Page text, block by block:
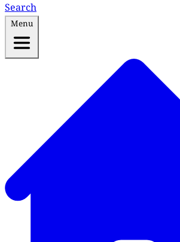
Search
Menu